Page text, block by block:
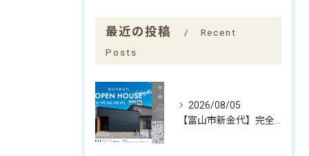
最近の投稿
Recent
Posts
2026/08/05
【富山市新金代】完全予約制｜SIMPLE NOTEの家「平屋×中庭」完成見学会